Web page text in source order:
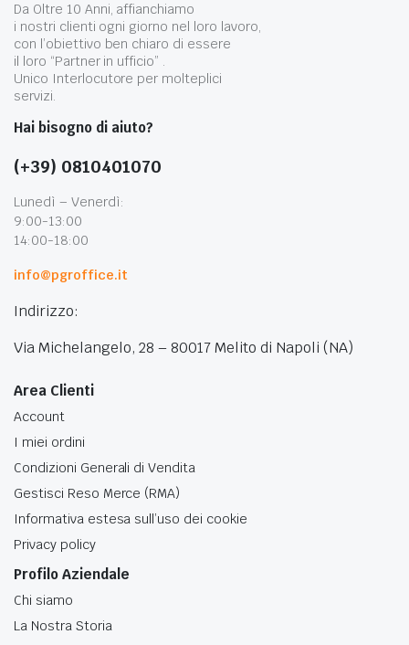
Da Oltre 10 Anni, affianchiamo
i nostri clienti ogni giorno nel loro lavoro,
con l’obiettivo ben chiaro di essere
il loro “Partner in ufficio” .
Unico Interlocutore per molteplici
servizi.
Hai bisogno di aiuto?
(+39) 0810401070
Lunedì – Venerdì:
9:00-13:00
14:00-18:00
info@pgroffice.it
Indirizzo:
Via Michelangelo, 28 – 80017 Melito di Napoli (NA)
Area Clienti
Account
I miei ordini
Condizioni Generali di Vendita
Gestisci Reso Merce (RMA)
Informativa estesa sull’uso dei cookie
Privacy policy
Profilo Aziendale
Chi siamo
La Nostra Storia